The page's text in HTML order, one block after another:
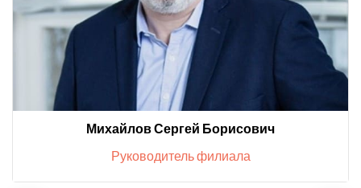
Михайлов Сергей Борисович
Руководитель филиала